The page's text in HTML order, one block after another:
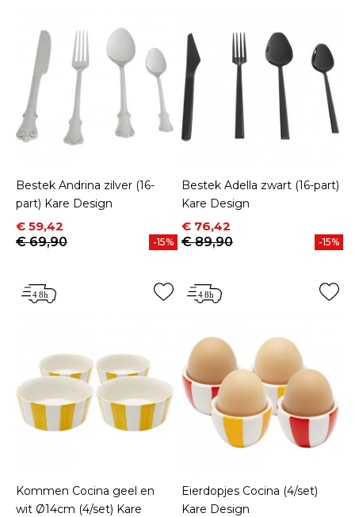
Bestek Andrina zilver (16-
part) Kare Design
Prijs
€ 59,42
Normale prijs
€ 69,90
-15%
Bestek Adella zwart (16-part)
Kare Design
Prijs
€ 76,42
Normale prijs
€ 89,90
-15%
Kommen Cocina geel en
wit Ø14cm (4/set) Kare
Eierdopjes Cocina (4/set)
Kare Design